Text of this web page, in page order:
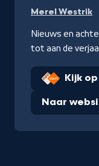
Merel Westrik
Nieuws en
tot aan de
Kijk
Naar